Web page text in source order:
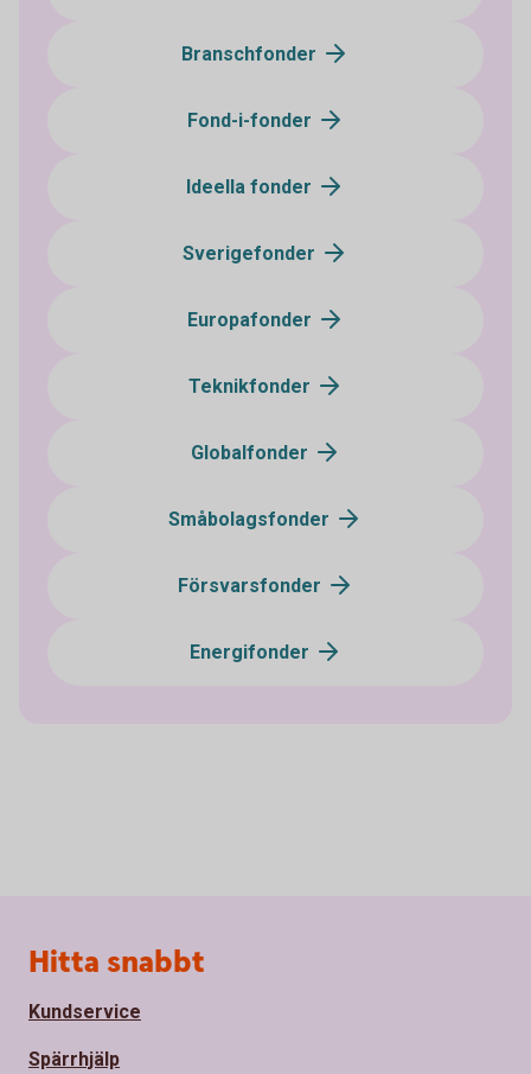
Branschfonder
Fond-i-fonder
Ideella fonder
Sverigefonder
Europafonder
Teknikfonder
Globalfonder
Småbolagsfonder
Försvarsfonder
Energifonder
Sidfot
Hitta snabbt
Kundservice
Spärrhjälp